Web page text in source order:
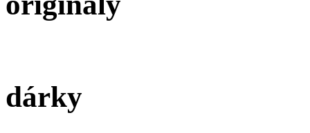
dárky